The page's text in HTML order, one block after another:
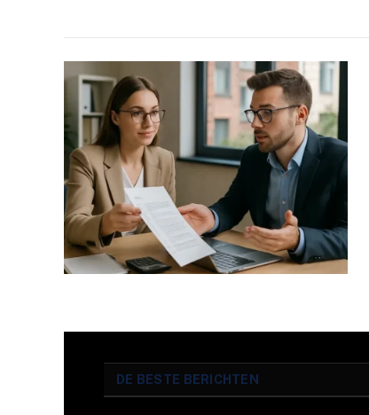
DE BESTE BERICHTEN